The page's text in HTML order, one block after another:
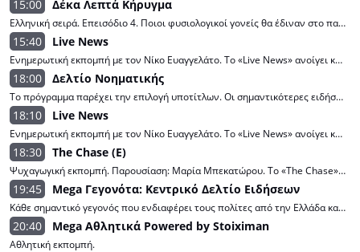
15:00 Δέκα Λεπτά Κήρυγμα
Ελληνική σειρά. Επεισόδιο 4. Ποιοι φυσιολογικοί γονείς θα έδιναν στο παιδί τους πάνω από εκατό χιλιάδες για να πάρει πικάπ να κάνει σκρατς όταν ακούει μουσική με τους φίλους του; Κανείς. Και φυσικά ούτε η Μαίρη ούτε ο Νάσος έχουν σκοπό να υποκύψουν σε τέτοιες αξιώσεις. Μόνο που σαν άνθρωποι έχουν κι αυτοί τις αδυναμίες τους. Κι ο Λεωνίδας, που έχει βάλει πλώρη για το πικάπ και που σαν όλα τα παιδιά δεν αφήνει αδυναμία να πέσει κάτω, θέλει να τις εκμεταλλευτεί για το σκοπό του. Θα τα καταφέρει τελικά; Πρωταγωνιστούν: Κάρμεν Ρουγγέρη (Κικίτσα), Αριέττα Μουτούση (Μαίρη), Ασπασία Τζιτζικάκη (Βιβή), Γαλήνη Τσεβά (Ζέτα), Δημήτρης Κουρούμπαλης (Λεωνίδας), Χάρης Βορκάς (Τέλης), Χριστίνα Σεΐχ (Μαριλένα). Στο ρόλο του μπαμπά Νάσου, ο Σάκης Μπουλάς. Σενάριο: Ντίνα Παντελέων. Σκηνοθεσία: Κώστας Λυχναράς. Εκτέλεση παραγωγής: ΕΨΙΛΟΝ.
15:40 Live News
Ενημερωτική εκπομπή με τον Νίκο Ευαγγελάτο. Το «Live News» ανοίγει καθημερινά πλούσια βεντάλια θεμάτων, κρατώντας το τηλεοπτικό κοινό πλήρως ενημερωμένο. Όλη η επικαιρότητα μέσα από την οξυδερκή ανάλυση του Νίκου Ευαγγελάτου και τα ευφάνταστα πρωτοποριακά γραφικά επαυξημένης πραγματικότητας (AR Graphics) του MEGA. Αρχισυνταξία: Αντώνης Τσολιάς, Σταυριανή Καραμανίδη, Άννα Μαρινάκη.
18:00 Δελτίο Νοηματικής
Το πρόγραμμα παρέχει την επιλογή υποτίτλων. Οι σημαντικότερες ειδήσεις της ημέρας από την Ελλάδα και τον κόσμο στη νοηματική.
18:10 Live News
Ενημερωτική εκπομπή με τον Νίκο Ευαγγελάτο. Το «Live News» ανοίγει καθημερινά πλούσια βεντάλια θεμάτων, κρατώντας το τηλεοπτικό κοινό πλήρως ενημερωμένο. Όλη η επικαιρότητα μέσα από την οξυδερκή ανάλυση του Νίκου Ευαγγελάτου και τα ευφάνταστα πρωτοποριακά γραφικά επαυξημένης πραγματικότητας (AR Graphics) του MEGA. Αρχισυνταξία: Αντώνης Τσολιάς, Σταυριανή Καραμανίδη, Άννα Μαρινάκη.
18:30 The Chase (Ε)
Ψυχαγωγική εκπομπή. Παρουσίαση: Μαρία Μπεκατώρου. Το «The Chase» με τη Μαρία Μπεκατώρου προσφέρει κάθε απόγευμα αδρεναλίνη γνώσεων με τις πιο συναρπαστικές καταδιώξεις ανάμεσα σε παίκτες και Chasers. «Το Γεράκι», «Το Βουνό», «Η Γυναίκα με τα Μαύρα», «Ο Αδέκαστος Επιθεωρητής» και το «Σούπερ Αγόρι», παίρνουν θέση στον «θρόνο» της γνώσης και δηλώνουν έτοιμοι για το πιο απαιτητικό κυνηγητό γνώσεων. Ποιος θα καταφέρει να... κρατήσει απόσταση ασφαλείας και να φύγει από το «The Chase» με ένα μεγάλο χρηματικό έπαθλο; Head of Productions: Αντώνης Μάτσος. Contact Director: Γιάννης Μπίτσικας. Σκηνοθέτης: Πάνος Γεωργίου. Project Manager: Βασίλης Μεγκλίδης. Αρχισυνταξία: Δήμητρα Πασσά. Οργάνωση Παραγωγής: Σταμάτης Τσάκωνας.
19:45 Mega Γεγονότα: Κεντρικό Δελτίο Ειδήσεων
Κάθε σημαντικό γεγονός που ενδιαφέρει τους πολίτες από την Ελλάδα και τον κόσμο κάθε βράδυ είναι MEGA ΓΕΓΟΝΟΤΑ. Η δημοσιογραφική ομάδα του MEGA ερευνά, παρουσιάζει, αναλύει και σχολιάζει την πραγματικότητα με αμεσότητα, αξιοπιστία, εγκυρότητα, χωρίς εντυπωσιασμούς. Στο κεντρικό δελτίο ειδήσεων του MEGA έχουν θέση όλες οι απόψεις. Mε τη Ράνια Τζίμα.
20:40 Mega Αθλητικά Powered by Stoiximan
Αθλητική εκπομπή.